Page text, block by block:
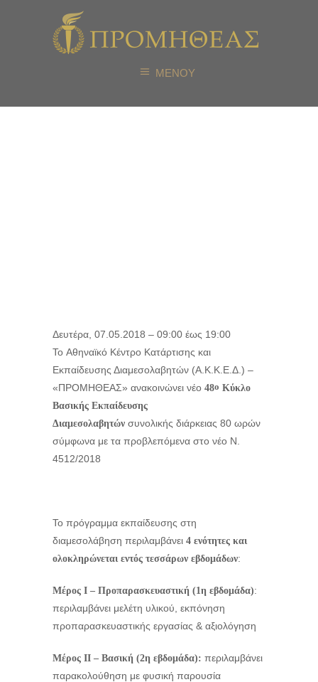
ΜΕΝΟΥ
Δευτέρα, 07.05.2018 – 09:00 έως 19:00
To Αθηναϊκό Κέντρο Κατάρτισης και
Εκπαίδευσης Διαμεσολαβητών (Α.Κ.Κ.Ε.Δ.) –
«ΠΡΟΜΗΘΕΑΣ» ανακοινώνει νέο 48ο Κύκλο
Βασικής Εκπαίδευσης
Διαμεσολαβητών συνολικής διάρκειας 80 ωρών
σύμφωνα με τα προβλεπόμενα στο νέο Ν.
4512/2018
Το πρόγραμμα εκπαίδευσης στη
διαμεσολάβηση περιλαμβάνει 4 ενότητες και
ολοκληρώνεται εντός τεσσάρων εβδομάδων:
Μέρος Ι – Προπαρασκευαστική (1η εβδομάδα):
περιλαμβάνει μελέτη υλικού, εκπόνηση
προπαρασκευαστικής εργασίας & αξιολόγηση
Μέρος ΙΙ – Βασική (2η εβδομάδα): περιλαμβάνει
παρακολούθηση με φυσική παρουσία